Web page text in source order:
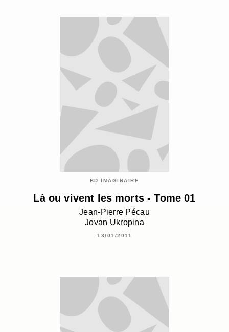
BD IMAGINAIRE
Là ou vivent les morts - Tome 01
Jean-Pierre Pécau
Jovan Ukropina
13/01/2011